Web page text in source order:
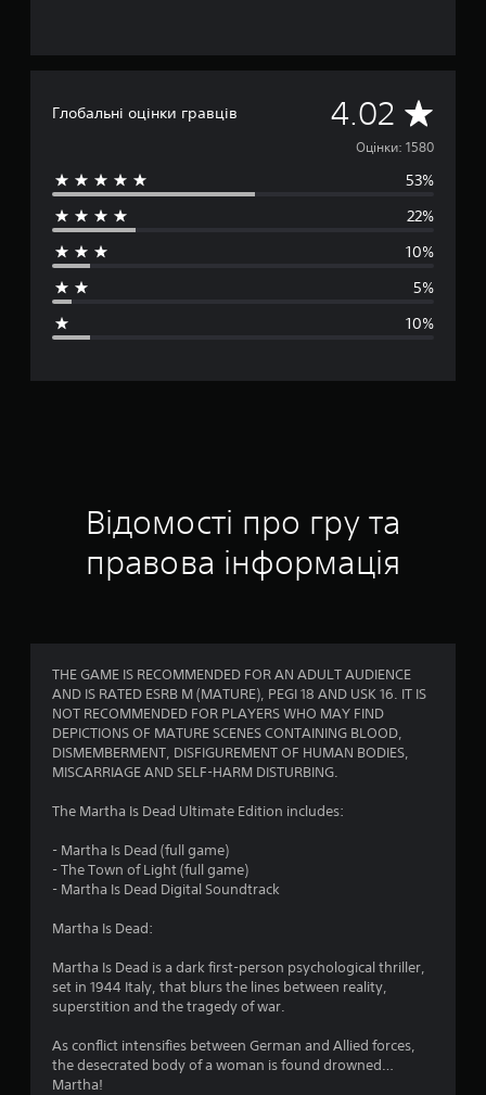
Глобальні оцінки гравців 4.02 С
е
р
е
н
о
н
к
4
0
я
и
Оцінки: 1580
53%
22%
10%
5%
10%
Відомості про гру та
правова інформація
THE GAME IS RECOMMENDED FOR AN ADULT AUDIENCE
AND IS RATED ESRB M (MATURE), PEGI 18 AND USK 16. IT IS
NOT RECOMMENDED FOR PLAYERS WHO MAY FIND
DEPICTIONS OF MATURE SCENES CONTAINING BLOOD,
DISMEMBERMENT, DISFIGUREMENT OF HUMAN BODIES,
MISCARRIAGE AND SELF-HARM DISTURBING.
The Martha Is Dead Ultimate Edition includes:
- Martha Is Dead (full game)
- The Town of Light (full game)
- Martha Is Dead Digital Soundtrack
Martha Is Dead:
Martha Is Dead is a dark first-person psychological thriller,
set in 1944 Italy, that blurs the lines between reality,
superstition and the tragedy of war.
As conflict intensifies between German and Allied forces,
the desecrated body of a woman is found drowned…
Martha!